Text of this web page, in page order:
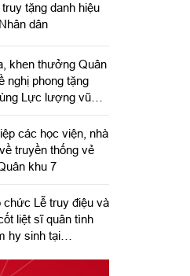
tặng danh hiệu
dân
khen thưởng Quân
nghị phong tặng
Lực lượng vũ
các học viện, nhà
truyền thống vẻ
khu 7
chức Lễ truy điệu và
liệt sĩ quân tình
hy sinh tại